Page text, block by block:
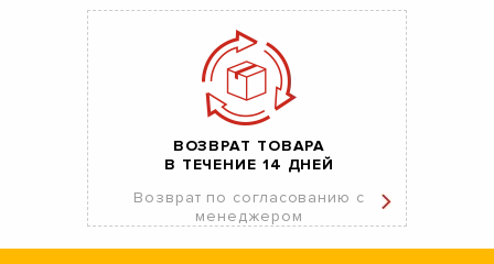
ВОЗВРАТ ТОВАРА
В ТЕЧЕНИЕ 14 ДНЕЙ
Возврат по согласованию с
менеджером